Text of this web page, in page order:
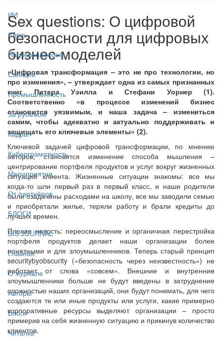
ИИ
Связь
Нацбезопасность
Санкции
Промышленность
За рубежом
Кадры
Киберграмотность
Мероприятия
От партнёров
БЛОГИ
BIS JOURNAL
Главная
О журнале
Авторы
Блоги
Читалка
Sex questions: О цифровой
безопасности для цифровых
бизнес-моделей
«Цифровая трансформация – это не про технологии, но
про изменения», – утверждает одна из самых признанных
книг Питера Уэилла и Стефани Уорнер (1).
Соответственно «в процессе изменений бизнес
становится уязвимым, и наша задача – измениться
самим, чтобы адекватно и актуально поддерживать и
защищать его ключевые элементы» (2).
Ключевой задачей цифровой трансформации, по мнению
авторов, становится изменение способа мышления –
центрирование портфеля продуктов и услуг вокруг жизненных
ситуаций клиента. Жизненные ситуации знакомы: все мы
когда-то шли первый раз в первый класс, и наши родители
были озадачены расходами на школу, все мы заводили семью
и приобретали жилье, теряли работу и брали кредиты до
лучших времен.
Плохая новость: переосмысление и органичная перестройка
портфеля продуктов делает наши организации более
понятными и для злоумышленников. Теперь старый принцип
securitybyobscurity («безопасность через неизвестность») не
работает от слова «совсем». Внешние и внутренние
злоумышленники больше не будут введены в затруднение
сложностью наших организаций, они будут понимать, для чего
создаются те или иные продукты или услуги, какие примерно
корпоративные ресурсы выделяют организации – просто
примерив на себя жизненную ситуацию и прикинув количество
клиентов.